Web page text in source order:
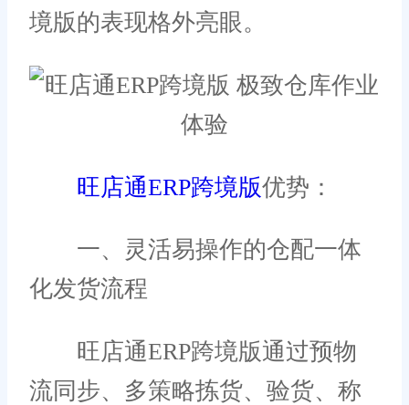
境版的表现格外亮眼。
旺店通ERP跨境版优势：
一、灵活易操作的仓配一体
化发货流程
旺店通ERP跨境版通过预物
流同步、多策略拣货、验货、称